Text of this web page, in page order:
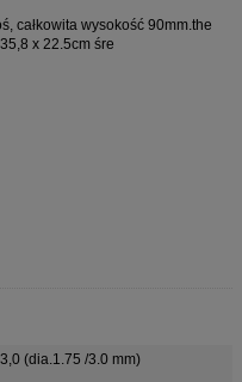
całkowita wysokość 90mm.the
x 22.5cm śre
(dia.1.75 /3.0 mm)